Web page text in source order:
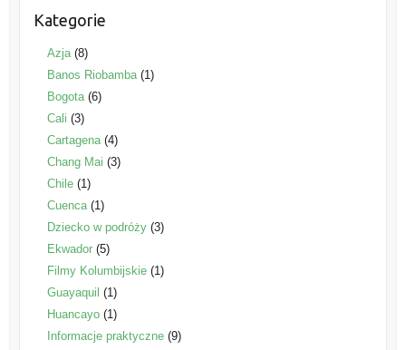
Kategorie
Azja(8)
Banos Riobamba(1)
Bogota(6)
Cali (3)
Cartagena(4)
Chang Mai (3)
Chile(1)
Cuenca(1)
Dziecko w podróży(3)
Ekwador(5)
Filmy Kolumbijskie(1)
Guayaquil (1)
Huancayo(1)
Informacje praktyczne(9)